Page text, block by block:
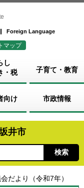
Foreign Language
マップ
し
・税
子育て・教育
向け 市政情報
井市
だより（令和7年）